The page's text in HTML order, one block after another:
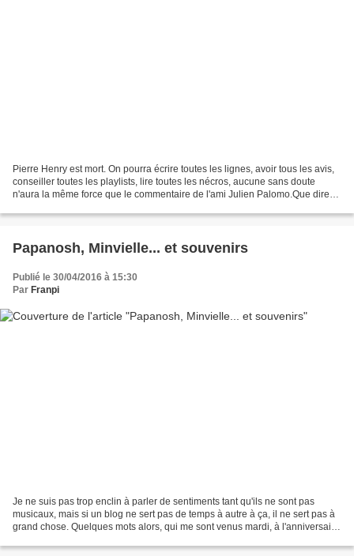
Pierre Henry est mort. On pourra écrire toutes les lignes, avoir tous les avis,
conseiller toutes les playlists, lire toutes les nécros, aucune sans doute
n'aura la même force que le commentaire de l'ami Julien Palomo.Que dire
Papanosh, Minvielle... et souvenirs
Publié le 30/04/2016 à 15:30
Par Franpi
Je ne suis pas trop enclin à parler de sentiments tant qu'ils ne sont pas
musicaux, mais si un blog ne sert pas de temps à autre à ça, il ne sert pas à
grand chose. Quelques mots alors, qui me sont venus mardi, à l'anniversaire